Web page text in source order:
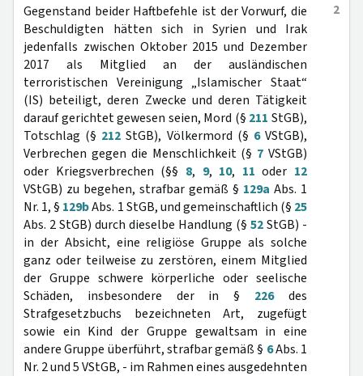
2
Gegenstand beider Haftbefehle ist der Vorwurf, die
Beschuldigten hätten sich in Syrien und Irak
jedenfalls zwischen Oktober 2015 und Dezember
2017 als Mitglied an der ausländischen
terroristischen Vereinigung „Islamischer Staat“
(IS) beteiligt, deren Zwecke und deren Tätigkeit
darauf gerichtet gewesen seien, Mord (§ 211 StGB),
Totschlag (§ 212 StGB), Völkermord (§ 6VStGB),
Verbrechen gegen die Menschlichkeit (§ 7 VStGB)
oder Kriegsverbrechen (§§ 8, 9, 10, 11 oder 12
VStGB) zu begehen, strafbar gemäß § 129a Abs. 1
Nr. 1, § 129bAbs. 1 StGB, und gemeinschaftlich (§ 25
Abs. 2 StGB) durch dieselbe Handlung (§ 52StGB) -
in der Absicht, eine religiöse Gruppe als solche
ganz oder teilweise zu zerstören, einem Mitglied
der Gruppe schwere körperliche oder seelische
Schäden, insbesondere der in § 226des
Strafgesetzbuchs bezeichneten Art, zugefügt
sowie ein Kind der Gruppe gewaltsam in eine
andere Gruppe überführt, strafbar gemäß § 6Abs. 1
Nr. 2 und 5 VStGB, - im Rahmen eines ausgedehnten